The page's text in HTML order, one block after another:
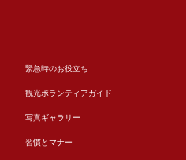
緊急時のお役立ち
観光ボランティアガイド
写真ギャラリー
習慣とマナー